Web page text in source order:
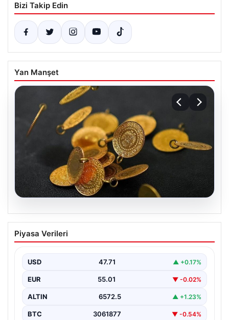
Bizi Takip Edin
Yan Manşet
04.08.2026
(Özet) Larne – Iberia 1999 Maçı Özeti
ve Tüm Önemli Anları
Piyasa Verileri
USD 47.71 ▲ +0.17%
EUR 55.01 ▼ -0.02%
ALTIN 6572.5 ▲ +1.23%
BTC 3061877 ▼ -0.54%